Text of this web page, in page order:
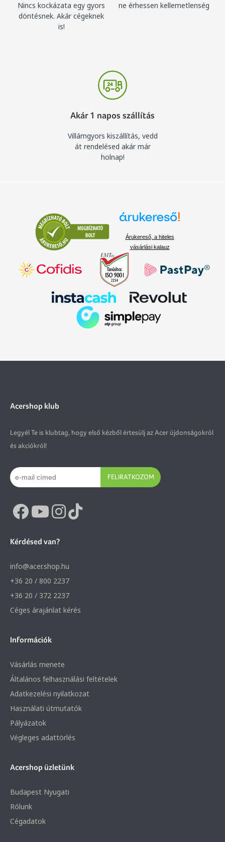
Nincs kockázata egy gyors
döntésnek. Akár cégeknek
is!
ne érhessen kellemetlenség
Akár 1 napos szállítás
Villámgyors kiszállítás, vedd
át rendelésed akár már
holnap!
Árukereső, a hiteles
vásárlási kalauz
Acershop klub
Legyél Te is klubtag, hogy első kézből értesülj az Acer újdonságokról
és akciókról!
FELIRATKOZOM
Kérdésed van?
info@acer.shop.hu
+36 20 / 800 2237
+36 20 / 372 2237
Céges árajánlat kérés
Információk
Vásárlás menete
Általános felhasználási feltételek
Adatkezelési nyilatkozat
Használati útmutatók
Pályázatok
Végleges adattörlés
Acershop üzletünk
Budapest Nyugati
Rólunk
Cégadatok